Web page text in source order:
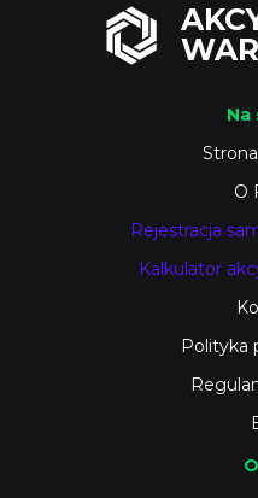
Na
O
Rejestracja
Kalkulator
Polityka